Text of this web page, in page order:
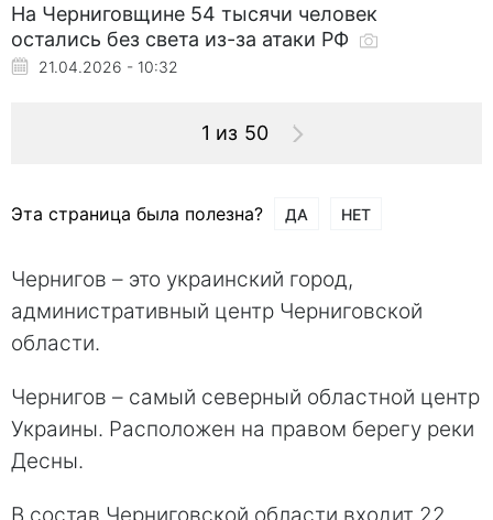
На Черниговщине 54 тысячи человек
остались без света из-за атаки РФ
21.04.2026 - 10:32
1 из 50
Эта страница была полезна? ДА НЕТ
Чернигов – это украинский город,
административный центр Черниговской
области.
Чернигов – самый северный областной центр
Украины. Расположен на правом берегу реки
Десны.
В состав Черниговской области входит 22